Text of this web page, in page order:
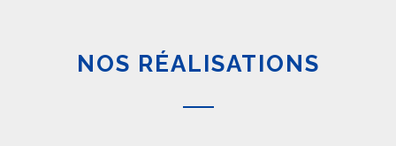
NOS RÉALISATIONS